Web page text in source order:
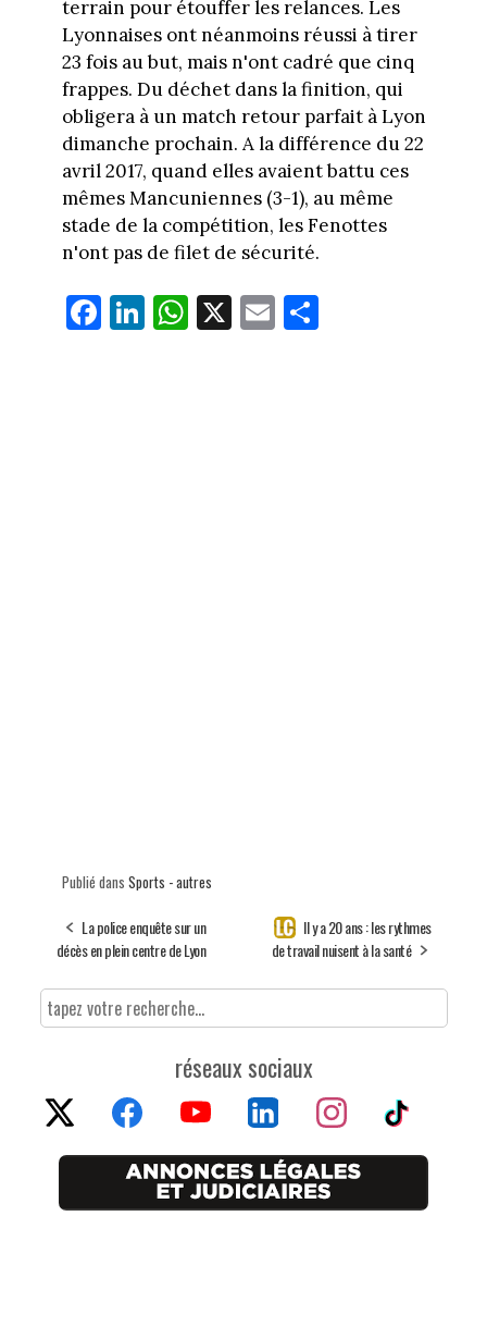
terrain pour étouffer les relances. Les
Lyonnaises ont néanmoins réussi à tirer
23 fois au but, mais n'ont cadré que cinq
frappes. Du déchet dans la finition, qui
obligera à un match retour parfait à Lyon
dimanche prochain. A la différence du 22
avril 2017, quand elles avaient battu ces
mêmes Mancuniennes (3-1), au même
stade de la compétition, les Fenottes
n'ont pas de filet de sécurité.
Fa
ce
Li
nk
W
ha
X E
m
Pa
Publié dans Sports - autres
La police enquête sur un
décès en plein centre de Lyon
Il y a 20 ans : les rythmes
de travail nuisent à la santé
réseaux sociaux